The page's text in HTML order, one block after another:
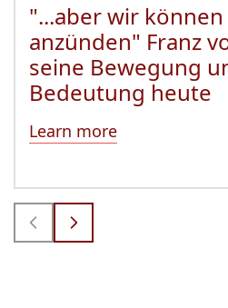
"...aber wir
anzünden" Franz
seine Bewegung
Bedeutung heute
Learn more